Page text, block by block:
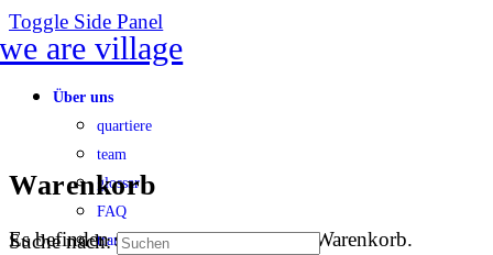
Toggle Side Panel
Über uns
quartiere
team
glossar
FAQ
transparenz
Warenkorb
Es befinden sich keine Produkte im Warenkorb.
Suche nach: